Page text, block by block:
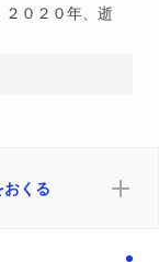
２０２０年、逝
くる